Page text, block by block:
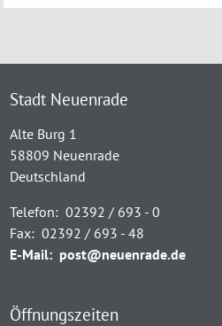
Stadt Neuenrade
Alte Burg 1
58809 Neuenrade
Deutschland
Telefon: 02392 / 693 - 0
Fax: 02392 / 693 - 48
E-Mail: post@neuenrade.de
Öffnungszeiten